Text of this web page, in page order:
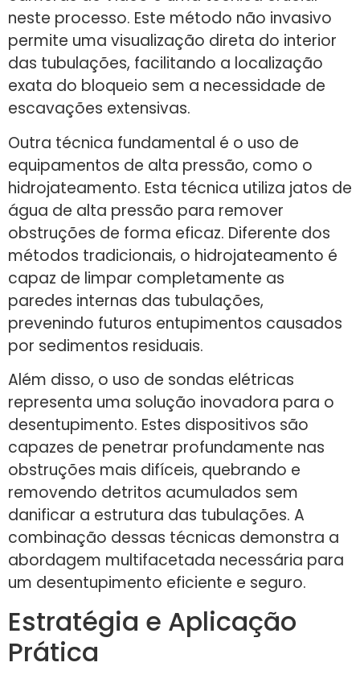
neste processo. Este método não invasivo
permite uma visualização direta do interior
das tubulações, facilitando a localização
exata do bloqueio sem a necessidade de
escavações extensivas.
Outra técnica fundamental é o uso de
equipamentos de alta pressão, como o
hidrojateamento. Esta técnica utiliza jatos de
água de alta pressão para remover
obstruções de forma eficaz. Diferente dos
métodos tradicionais, o hidrojateamento é
capaz de limpar completamente as
paredes internas das tubulações,
prevenindo futuros entupimentos causados
por sedimentos residuais.
Além disso, o uso de sondas elétricas
representa uma solução inovadora para o
desentupimento. Estes dispositivos são
capazes de penetrar profundamente nas
obstruções mais difíceis, quebrando e
removendo detritos acumulados sem
danificar a estrutura das tubulações. A
combinação dessas técnicas demonstra a
abordagem multifacetada necessária para
um desentupimento eficiente e seguro.
Estratégia e Aplicação
Prática